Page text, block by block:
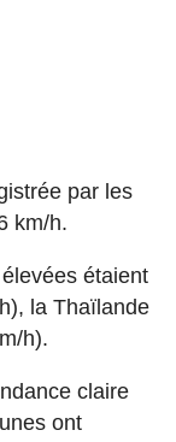
par les
km/h.
étaient
la Thaïlande
h).
claire
ont